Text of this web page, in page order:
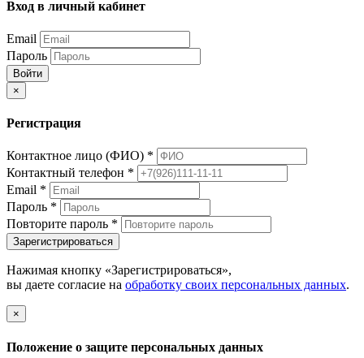
Вход в личный кабинет
Email
Пароль
Войти
×
Регистрация
Контактное лицо (ФИО) *
Контактный телефон *
Email *
Пароль *
Повторите пароль *
Зарегистрироваться
Нажимая кнопку «Зарегистрироваться»,
вы даете согласие на обработку своих персональных данных.
×
Положение о защите персональных данных